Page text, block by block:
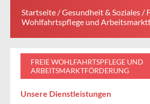
Startseite /Gesundheit & Soziales /
Wohlfahrtspflege und
FREIE WOHLFAHRTSPFLEGE UND
ARBEITSMARKTFÖRDERUNG
Unsere Dienstleistungen